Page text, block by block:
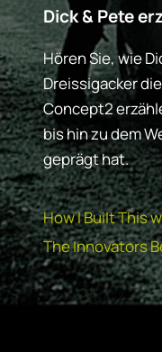
Dick & Pete
Hören Sie, wie
Dreissigacker
Concept2
bis hin zu dem
geprägt hat.
How I Built This
The Innovators